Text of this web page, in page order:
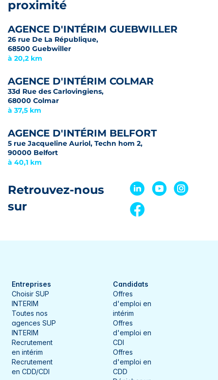
proximité
AGENCE D'INTÉRIM GUEBWILLER
26 rue De La République,
68500 Guebwiller
à 20,2 km
AGENCE D'INTÉRIM COLMAR
33d Rue des Carlovingiens,
68000 Colmar
à 37,5 km
AGENCE D'INTÉRIM BELFORT
5 rue Jacqueline Auriol, Techn hom 2,
90000 Belfort
à 40,1 km
Retrouvez-nous
sur
Entreprises
Choisir SUP
INTERIM
Toutes nos
agences SUP
INTERIM
Recrutement
en intérim
Recrutement
en CDD/CDI
Candidats
Offres
d'emploi en
intérim
Offres
d'emploi en
CDI
Offres
d'emploi en
CDD